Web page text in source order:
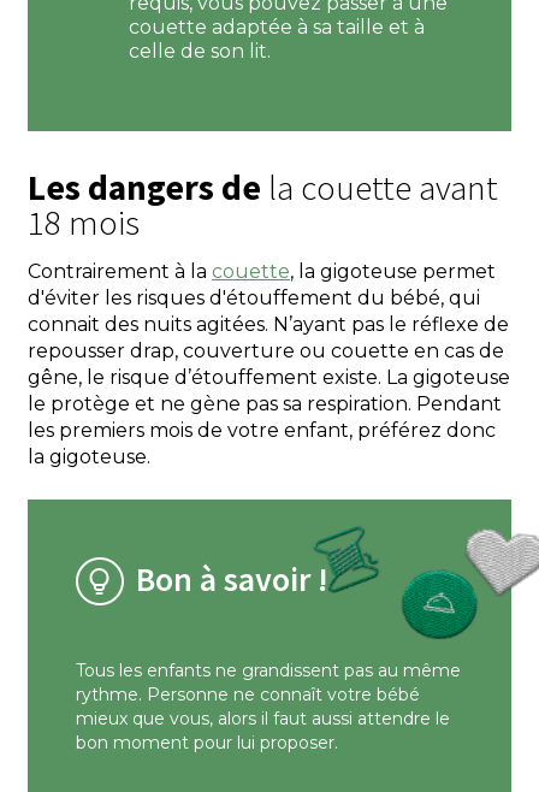
couette adaptée à sa taille et à
celle de son lit.
Les dangers de la couette avant
18 mois
Contrairement à la couette, la gigoteuse permet
d'éviter les risques d'étouffement du bébé, qui
connait des nuits agitées. N’ayant pas le réflexe de
repousser drap, couverture ou couette en cas de
gêne, le risque d’étouffement existe. La gigoteuse
le protège et ne gène pas sa respiration. Pendant
les premiers mois de votre enfant, préférez donc
la gigoteuse.
Bon à savoir !
Tous les enfants ne grandissent pas au même
rythme. Personne ne connaît votre bébé
mieux que vous, alors il faut aussi attendre le
bon moment pour lui proposer.